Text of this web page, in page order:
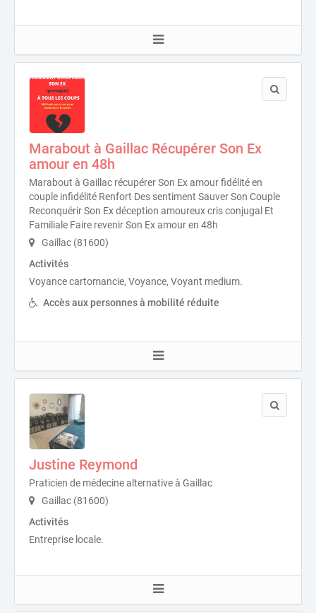
Marabout à Gaillac Récupérer Son Ex
amour en 48h
Marabout à Gaillac récupérer Son Ex amour fidélité en
couple infidélité Renfort Des sentiment Sauver Son Couple
Reconquérir Son Ex déception amoureux cris conjugal Et
Familiale Faire revenir Son Ex amour en 48h
Gaillac (81600)
Activités
Voyance cartomancie, Voyance, Voyant medium.
Accès aux personnes à mobilité réduite
Justine Reymond
Praticien de médecine alternative à Gaillac
Gaillac (81600)
Activités
Entreprise locale.